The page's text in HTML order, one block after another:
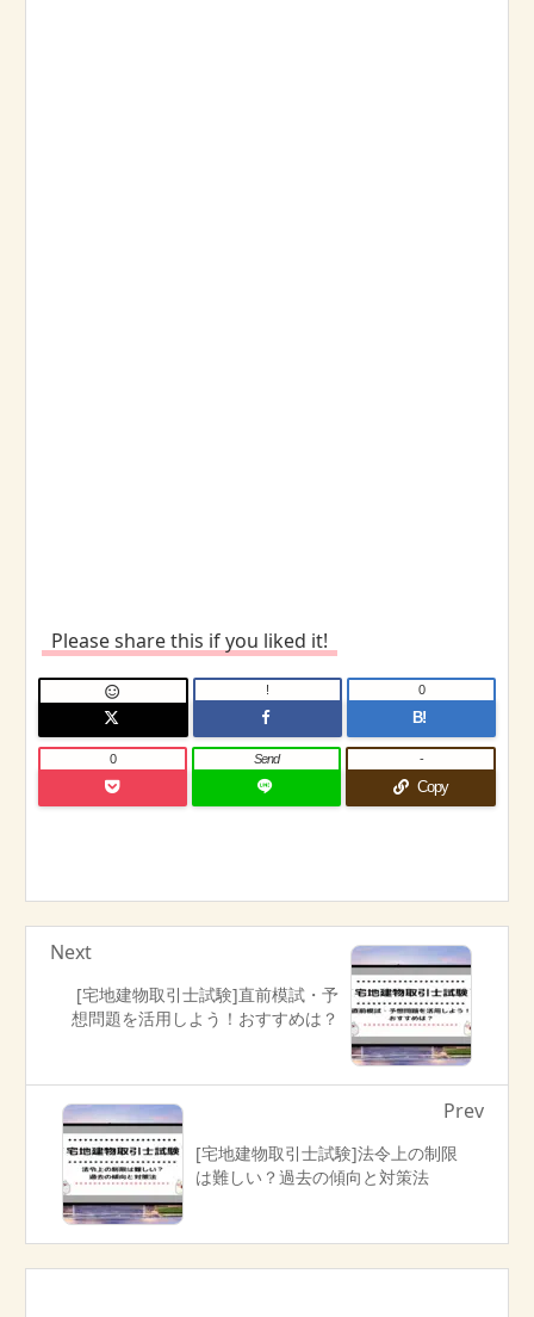
Please share this if you liked it!
 !
B!
0
0 Send
Copy
-
[宅地建物取引士試験]直前模試・予
想問題を活用しよう！おすすめは？
Next
[宅地建物取引士試験]法令上の制限
は難しい？過去の傾向と対策法
Prev